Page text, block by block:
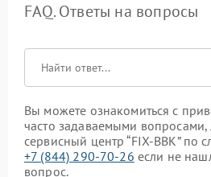
FAQ. Ответы на вопросы
Вы можете ознакомиться с
часто задаваемыми вопросами,
сервисный центр “FIX-BBK” по
+7 (844) 290-70-26 если не
вопрос.